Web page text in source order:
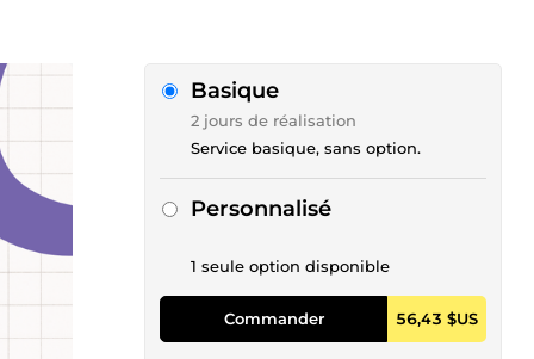
Basique
2 jours de réalisation
Service basique, sans option.
Personnalisé
1 seule option disponible
Commander 56,43 $US